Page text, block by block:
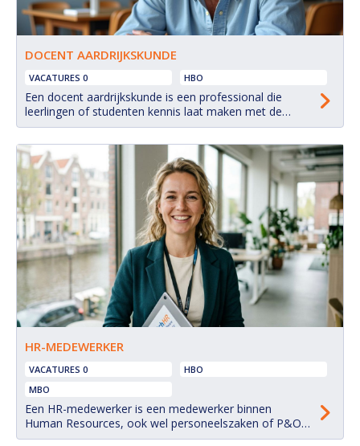
DOCENT AARDRIJKSKUNDE
VACATURES 0 HBO
Een docent aardrijkskunde is een professional die
leerlingen of studenten kennis laat maken met de
wereld om hen heen. Ze onderwijzen over landen,
culturen, landschappen, klimaat, bevolkingsgroei en tal
van andere geografische onderwerpen. Het doel is om
leerlingen een kritische blik te geven op ruimtelijke
verschijnselen en processen, zowel in Nederland als...
HR-MEDEWERKER
VACATURES 0
HBO
MBO
Een HR-medewerker is een medewerker binnen
Human Resources, ook wel personeelszaken of P&O
genoemd. De HR-medewerker ondersteunt de